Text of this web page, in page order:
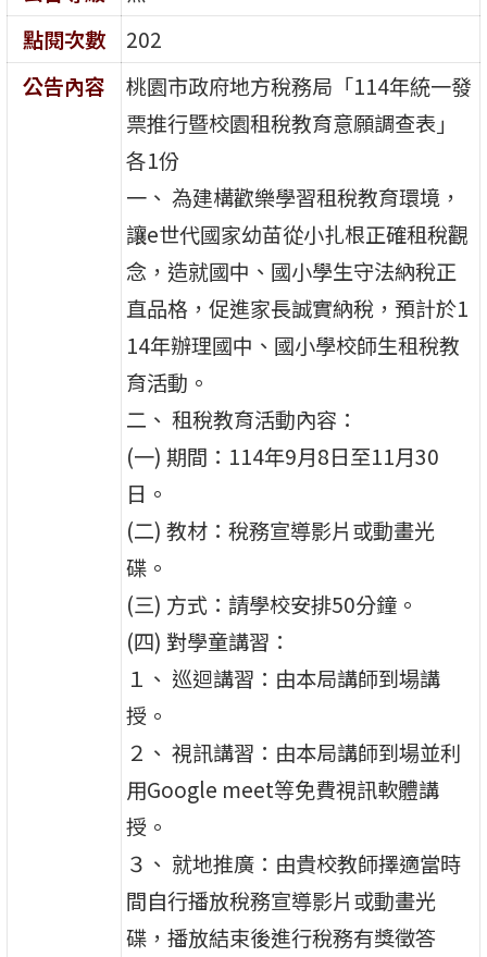
點閱次數
202
公告內容
桃園市政府地方稅務局「114年統一發
票推行暨校園租稅教育意願調查表」
各1份
一、 為建構歡樂學習租稅教育環境，
讓e世代國家幼苗從小扎根正確租稅觀
念，造就國中、國小學生守法納稅正
直品格，促進家長誠實納稅，預計於1
14年辦理國中、國小學校師生租稅教
育活動。
二、 租稅教育活動內容：
(一) 期間：114年9月8日至11月30
日。
(二) 教材：稅務宣導影片或動畫光
碟。
(三) 方式：請學校安排50分鐘。
(四) 對學童講習：
１、 巡迴講習：由本局講師到場講
授。
２、 視訊講習：由本局講師到場並利
用Google meet等免費視訊軟體講
授。
３、 就地推廣：由貴校教師擇適當時
間自行播放稅務宣導影片或動畫光
碟，播放結束後進行稅務有獎徵答